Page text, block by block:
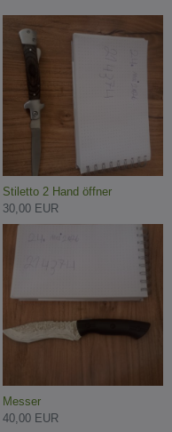
Stiletto 2 Hand öffner
30,00 EUR
Messer
40,00 EUR